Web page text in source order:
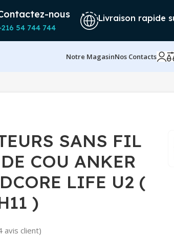
nous
54 744 744
Livraison rapide
Notre MagasinNos Contacts
SANS FIL
COU ANKER
LIFE U2 (
)
avis client)